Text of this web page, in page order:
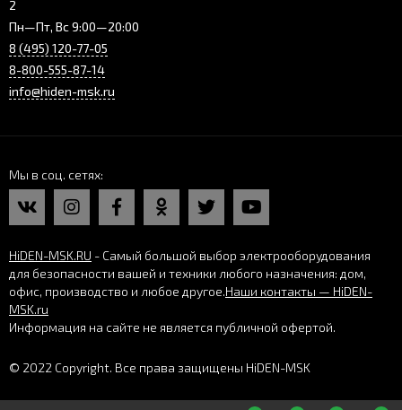
2
Пн—Пт, Вс 9:00—20:00
8 (495) 120-77-05
8-800-555-87-14
info@hiden-msk.ru
Мы в соц. сетях
HiDEN-MSK.RU - Самый большой выбор электрооборудования
для безопасности вашей и техники любого назначения: дом,
офис, производство и любое другое.Наши контакты — HiDEN-
MSK.ru
Информация на сайте не является публичной офертой.
© 2022 Copyright. Все права защищены HiDEN-MSK